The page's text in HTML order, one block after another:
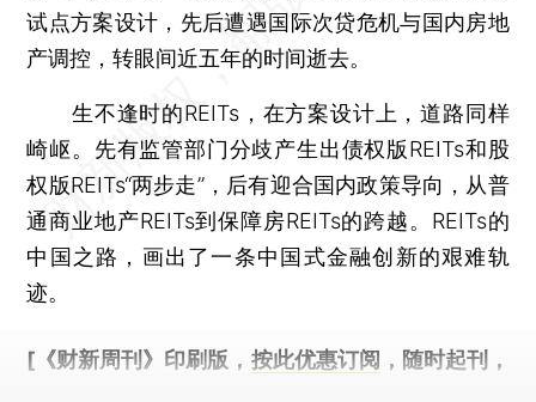
试点方案设计，先后遭遇国际次贷危机与国内房地
产调控，转眼间近五年的时间逝去。
生不逢时的REITs，在方案设计上，道路同样
崎岖。先有监管部门分歧产生出债权版REITs和股
权版REITs“两步走”，后有迎合国内政策导向，从普
通商业地产REITs到保障房REITs的跨越。REITs的
中国之路，画出了一条中国式金融创新的艰难轨
迹。
[《财新周刊》印刷版， 按此优惠订阅 ，随时起刊，